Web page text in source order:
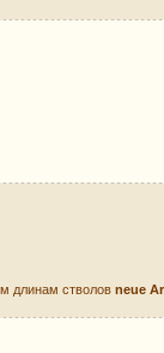
длинам стволовneue